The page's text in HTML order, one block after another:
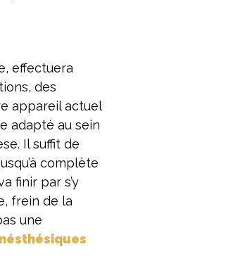
effectuera
des
appareil actuel
adapté au sein
Il suffit de
complète
finir par s’y
frein de la
une